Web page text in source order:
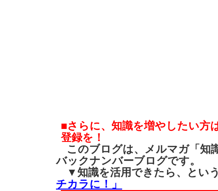
■さらに、知識を増やしたい方
登録を！
このブログは、メルマガ「知
バックナンバーブログです。
▼知識を活用できたら、と
チカラに！」